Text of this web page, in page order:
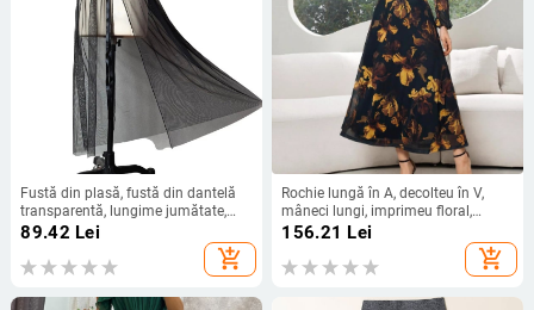
Fustă din plasă, fustă din dantelă
transparentă, lungime jumătate,
fustă medie, talie înaltă, drapată cu
89.42 Lei
add_shopping_cart
Rochie lungă în A, decolteu în V,
mâneci lungi, imprimeu floral,
poliester
156.21 Lei
add_shopping_cart